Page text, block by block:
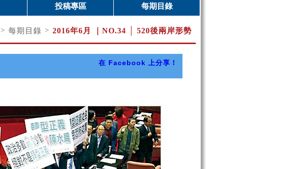
投稿專區 每期目錄
> 每期目錄 > 2016年6月 ｜ NO.34 │ 520後兩岸形勢
在 Facebook 上分享！